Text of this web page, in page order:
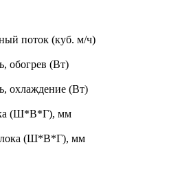
поток (куб. м/ч)
обогрев (Вт)
охлаждение (Вт)
(Ш*В*Г), мм
(Ш*В*Г), мм